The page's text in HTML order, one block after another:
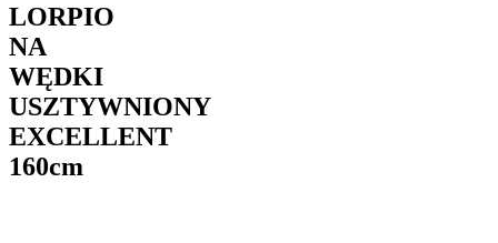
LORPIO
NA
WĘDKI
USZTYWNIONY
EXCELLENT
160cm